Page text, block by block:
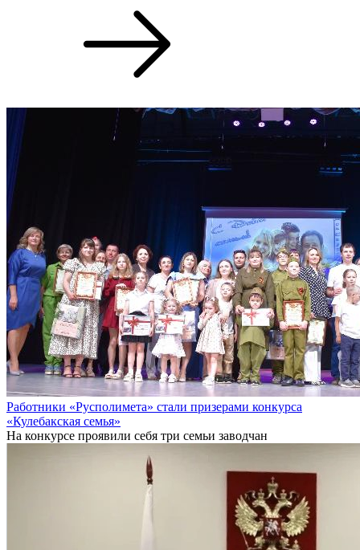
Работники «Русполимета» стали призерами конкурса
«Кулебакская семья»
На конкурсе проявили себя три семьи заводчан